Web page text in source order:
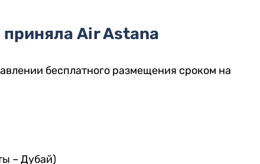
Air Astana
бесплатного размещения сроком на
– Дубай)